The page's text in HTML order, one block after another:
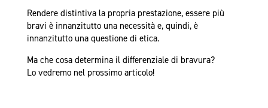
Rendere distintiva la propria prestazione, essere più
bravi è innanzitutto una necessità e, quindi, è
innanzitutto una questione di etica.
Ma che cosa determina il differenziale di bravura?
Lo vedremo nel prossimo articolo!